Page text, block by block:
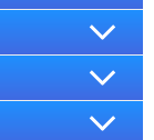
民センターへ）
業案内
、
午…個別相談。